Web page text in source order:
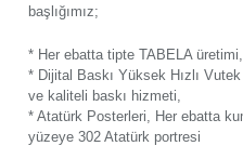
başlığımız;
* Her ebatta tipte TABELA üretimi,
* Dijital Baskı Yüksek Hızlı
ve kaliteli baskı hizmeti,
* Atatürk Posterleri, Her ebatta
yüzeye 302 Atatürk portresi